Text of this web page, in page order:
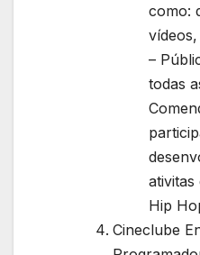
como:
–
todas
ativitas
Hip
Cineclube